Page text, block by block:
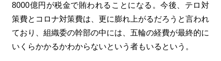
8000億円が税金で賄われることになる。今後、テロ対
策費とコロナ対策費は、更に膨れ上がるだろうと言われ
ており、組織委の幹部の中には、五輪の経費が最終的に
いくらかかるかわからないという者もいるという。